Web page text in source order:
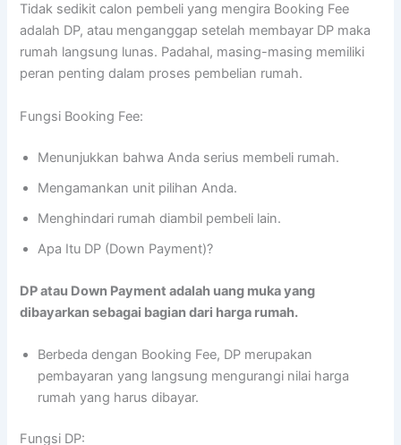
Tidak sedikit calon pembeli yang mengira Booking Fee
adalah DP, atau menganggap setelah membayar DP maka
rumah langsung lunas. Padahal, masing-masing memiliki
peran penting dalam proses pembelian rumah.
Fungsi Booking Fee:
Menunjukkan bahwa Anda serius membeli rumah.
Mengamankan unit pilihan Anda.
Menghindari rumah diambil pembeli lain.
Apa Itu DP (Down Payment)?
DP atau Down Payment adalah uang muka yang
dibayarkan sebagai bagian dari harga rumah.
Berbeda dengan Booking Fee, DP merupakan
pembayaran yang langsung mengurangi nilai harga
rumah yang harus dibayar.
Fungsi DP: